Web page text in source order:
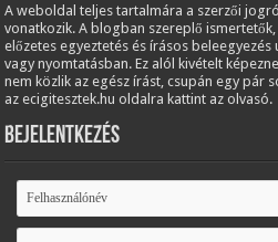
A weboldal teljes tartalmára a szerzői
vonatkozik. A blogban szereplő
előzetes egyeztetés és írásos beleegyezés
vagy nyomtatásban. Ez alól kivételt
nem közlik az egész írást, csupán egy pár
az ecigitesztek.hu oldalra kattint az olvasó.
Bejelentkezés